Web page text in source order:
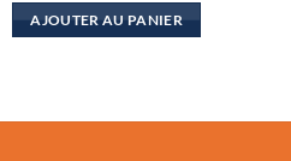
initial
était :
AJOUTER AU PANIER